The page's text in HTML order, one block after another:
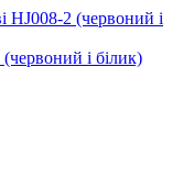
(червоний і білик)